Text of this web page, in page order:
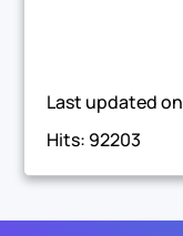
Last updated on
Hits: 92203